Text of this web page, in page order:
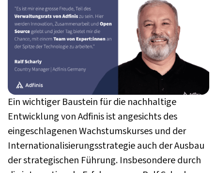
Ein wichtiger Baustein für die nachhaltige
Entwicklung von Adfinis ist angesichts des
eingeschlagenen Wachstumskurses und der
Internationalisierungsstrategie auch der Ausbau
der strategischen Führung. Insbesondere durch